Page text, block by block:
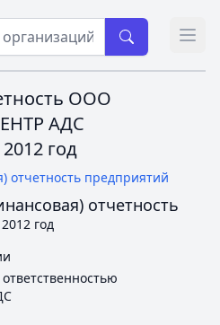
ООО
АДС
год
отчетность предприятий
отчетность
год